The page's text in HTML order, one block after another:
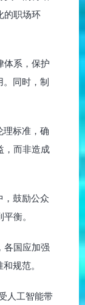
的职场环
体系，保护
同时，制
理标准，确
，而非造成
，鼓励公众
衡。
各国应加强
规范。
人工智能带